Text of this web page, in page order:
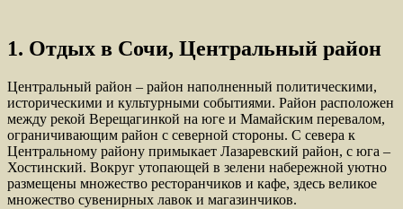
1. Отдых в Сочи, Центральный район
Центральный район – район наполненный политическими,
историческими и культурными событиями. Район расположен
между рекой Верещагинкой на юге и Мамайским перевалом,
ограничивающим район с северной стороны. С севера к
Центральному району примыкает Лазаревский район, с юга –
Хостинский. Вокруг утопающей в зелени набережной уютно
размещены множество ресторанчиков и кафе, здесь великое
множество сувенирных лавок и магазинчиков.